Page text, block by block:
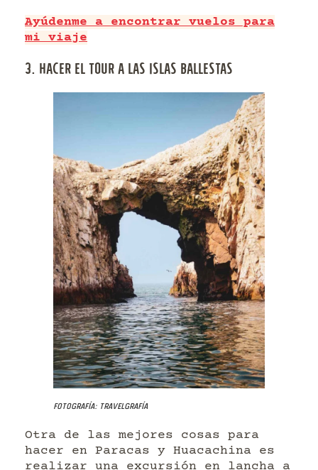
Ayúdenme a encontrar vuelos para
mi viaje
3. HACER EL TOUR A LAS ISLAS BALLESTAS
Fotografía: Travelgrafía
Otra de las mejores cosas para
hacer en Paracas y Huacachina es
realizar una excursión en lancha a